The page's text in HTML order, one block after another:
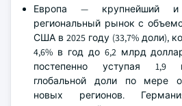
Европа — крупнейший и
региональный рынок с
США в 2025 году (33,7% доли),
4,6% в год до 6,2 млрд
постепенно уступая 1,9
глобальной доли по мере
новых регионов.